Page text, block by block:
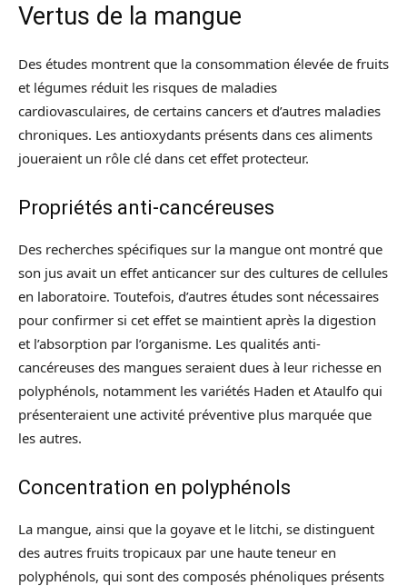
Vertus de la mangue
Des études montrent que la consommation élevée de fruits
et légumes réduit les risques de maladies
cardiovasculaires, de certains cancers et d’autres maladies
chroniques. Les antioxydants présents dans ces aliments
joueraient un rôle clé dans cet effet protecteur.
Propriétés anti-cancéreuses
Des recherches spécifiques sur la mangue ont montré que
son jus avait un effet anticancer sur des cultures de cellules
en laboratoire. Toutefois, d’autres études sont nécessaires
pour confirmer si cet effet se maintient après la digestion
et l’absorption par l’organisme. Les qualités anti-
cancéreuses des mangues seraient dues à leur richesse en
polyphénols, notamment les variétés Haden et Ataulfo qui
présenteraient une activité préventive plus marquée que
les autres.
Concentration en polyphénols
La mangue, ainsi que la goyave et le litchi, se distinguent
des autres fruits tropicaux par une haute teneur en
polyphénols, qui sont des composés phénoliques présents